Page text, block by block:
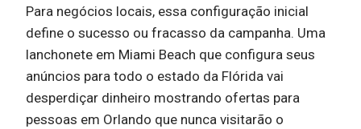
Para negócios locais, essa configuração inicial
define o sucesso ou fracasso da campanha. Uma
lanchonete em Miami Beach que configura seus
anúncios para todo o estado da Flórida vai
desperdiçar dinheiro mostrando ofertas para
pessoas em Orlando que nunca visitarão o